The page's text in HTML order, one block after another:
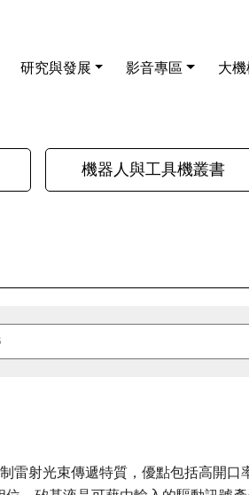
研究與發展 影音專區 大
機器人與工具機叢書
射光束傳遞特質，優點包括高開